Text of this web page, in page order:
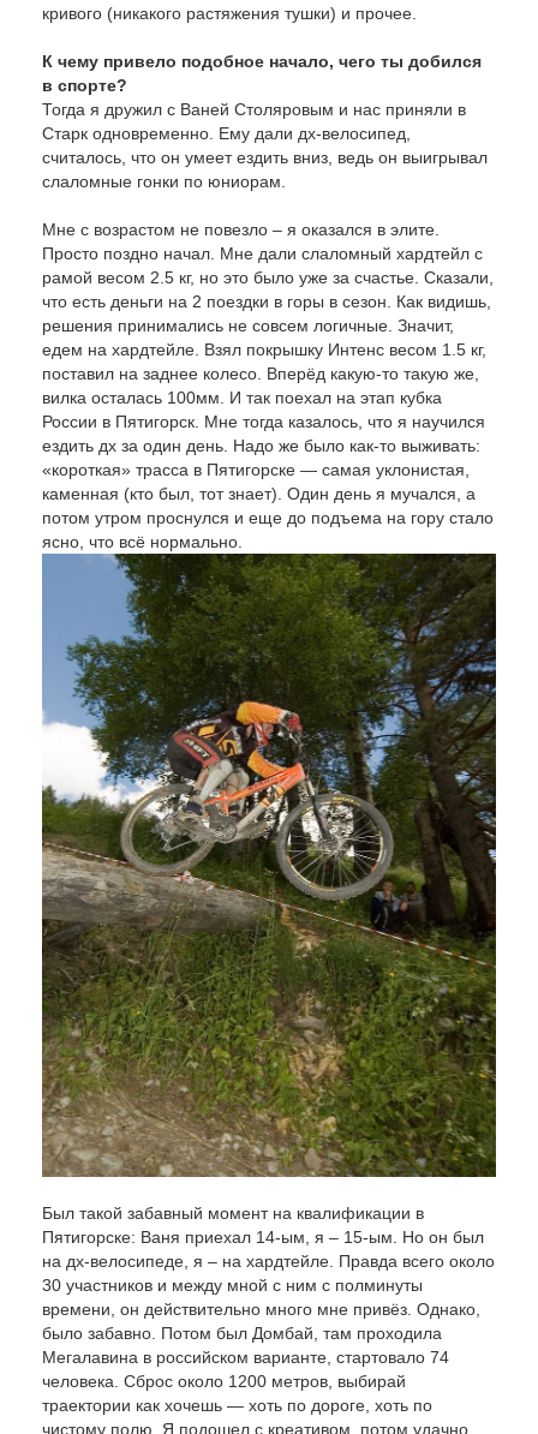
кривого (никакого растяжения тушки) и прочее.
К чему привело подобное начало, чего ты добился
в спорте?
Тогда я дружил с Ваней Столяровым и нас приняли в
Старк одновременно. Ему дали дх-велосипед,
считалось, что он умеет ездить вниз, ведь он выигрывал
слаломные гонки по юниорам.
Мне с возрастом не повезло – я оказался в элите.
Просто поздно начал. Мне дали слаломный хардтейл с
рамой весом 2.5 кг, но это было уже за счастье. Сказали,
что есть деньги на 2 поездки в горы в сезон. Как видишь,
решения принимались не совсем логичные. Значит,
едем на хардтейле. Взял покрышку Интенс весом 1.5 кг,
поставил на заднее колесо. Вперёд какую-то такую же,
вилка осталась 100мм. И так поехал на этап кубка
России в Пятигорск. Мне тогда казалось, что я научился
ездить дх за один день. Надо же было как-то выживать:
«короткая» трасса в Пятигорске — самая уклонистая,
каменная (кто был, тот знает). Один день я мучался, а
потом утром проснулся и еще до подъема на гору стало
ясно, что всё нормально.
Был такой забавный момент на квалификации в
Пятигорске: Ваня приехал 14-ым, я – 15-ым. Но он был
на дх-велосипеде, я – на хардтейле. Правда всего около
30 участников и между мной с ним с полминуты
времени, он действительно много мне привёз. Однако,
было забавно. Потом был Домбай, там проходила
Мегалавина в российском варианте, стартовало 74
человека. Сброс около 1200 метров, выбирай
траектории как хочешь — хоть по дороге, хоть по
чистому полю. Я подошел с креативом, потом удачно